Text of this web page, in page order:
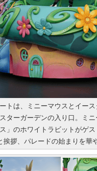
トは、ミニーマウスとイー
ターガーデンの入り口。ミ
」のホワイトラビットがゲ
挨拶、パレードの始まりを華